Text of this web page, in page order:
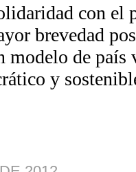
con el
brevedad
modelo de país
y